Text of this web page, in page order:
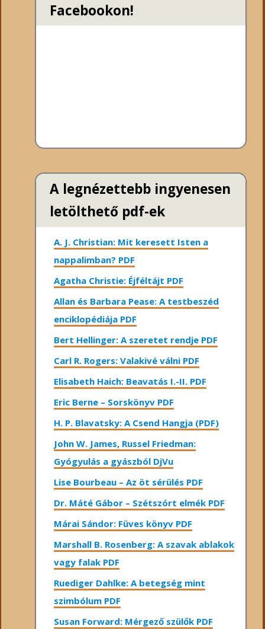
Facebookon!
A legnézettebb ingyenesen
letölthető pdf-ek
A. J. Christian: Mit keresett Isten a
nappalimban? PDF
Agatha Christie: Éjféltájt PDF
Allan és Barbara Pease: A testbeszéd
enciklopédiája PDF
Bert Hellinger: A ​szeretet rendje PDF
Carl R. Rogers: Valakivé válni PDF
Elisabeth Haich: Beavatás I.-II. PDF
Eric Berne – Sorskönyv PDF
H. P. Blavatsky: A Csend Hangja (PDF)
John W. James, Russel Friedman:
Gyógyulás a gyászból DjVu
Lise Bourbeau – Az öt sérülés PDF
Dr. Máté Gábor – Szétszórt elmék PDF
Márai Sándor: Füves könyv PDF
Marshall B. Rosenberg: A szavak ablakok
vagy falak PDF
Ruediger Dahlke: A betegség mint
szimbólum PDF
Susan Forward: Mérgező szülők PDF